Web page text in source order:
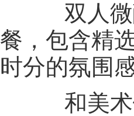
双人微
餐，包含精
时分的氛围
和美术